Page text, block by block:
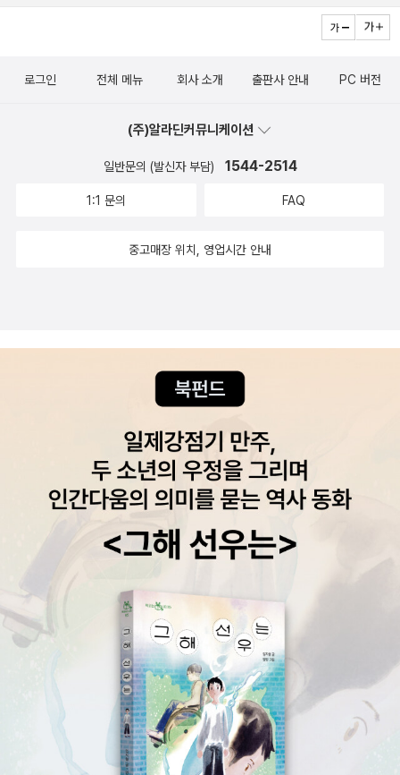
8기생들에게 적지 않게 불만이 있었다. .. 하나회 세력들은 이런 분위
10.26으로 권력의 공백이 생기자 전두환을 중심으로 한 하나회를 1
였지만 이들은 조직화되어 있었기 때문에 비상상황에서 조직화되지
대로 5공의 실세였다. 극단적으로 말하면 5공은 하나회의 축소판이
었다. .. 재미있는 점은 5.16의 기획자였고, 박정희 정권의 2인자였던
처세로 전두환의 뒤를 이어 6공의 대통령이 되었다는 사실이다. 그렇
는 철퇴를 맞아 뿌리가 뽑히고 말았다. p536. 5.18 광주항쟁은 46
년 10월 민중항쟁, 60년 4.19혁명, 87년 6월 항쟁과 함께 한국현대
상서 가장 역사적인 사건 가운데 하나이다. 5.18 광주항쟁은 무력투
쟁을 동반했다는 점에서는 10월 항쟁과 닮았고, 자연발생적인 투쟁
이 조직적인 봉기로 발전했다는 점에서는 4.19와 닮았다. 그러나 10
월 항쟁은 이념대립이란 요소가 강했다는 점에서 광주항쟁과는 다르
다. 6월 항쟁은 조직적으로 준비된 투쟁이었다는 점에서 광주항쟁과
다르지만, 이념적으로 보면 광주항쟁의 연장선에 있다. 그런 점에서
광주항쟁은 한국 현대사에서 4.19와 6월항쟁을 잇는 가교라고 할 수
인 민주화운동으로 발전했고, 그 바탕 위에서 6월항쟁이 일어났던 것
이다. p545. 전두환 정권 시절 미국에서는 레이건의 극우보수주의
가 득세하고 있었다. 레이건은 소련과의 철저한 대결정책을 추구함으
로써 신냉전시대를 불러왔다. 전두환은 레이건의 보수주의적 대결정
책에 철저히 편승했다. .. 박정희 정권이 추진했던 국산 무기개발과 같
은 자주국방정책은 포기했다. p547. 1980.5.17. 중앙정보부로 끌
려간 김대중은 다시 죽음과 맞대면하는 신세가 되었다. 김대중이 남
권에서 그렇게 강한 것은 저자의 민주화에 대한 강렬한 열망이 극점
정권 때 일어난 '서울회군사건' 을 가장 강하게 비판할 거라고 여겼던
내리기에는 좀 시간이 모자란 감이 있고, 저자도 그 점을 여러 번 책에
서 강조한다. 그렇기에 이 책의 내용은 객관적이라고 말할 수도 없고
국이 어떤 발자취를 거쳐왔는지 알고 싶다면 한 번쯤 살펴볼만하
정판을 내는 것이 좋을 것이다. 지엽적인 부분에서 좀 잘못된 부분이
검사의 활약으로 그 진상이 밝혀졌다고 쓰고 있는데 2011년에 박종
철기념사업회는 거기에 대하여 다른 인터뷰를 하고 있다. '서울회군
사건' 이라고 일컫어지는, 전두환 정권 당시에 갑자기 학생 시위가 잠
깐 멈춰진 사건에 대하여 이 책에서는 대수롭지않게 넘어가고 있지만
어떤 이는 그 사건 때문에 민주화의 시점이 매우 늦어지게 되었다고
이야기한다. 나의 경우에는 이 책에서 이야기하듯이 계엄령을 내릴
빌미를 주지 않기 위하여 자발적 해산을 하였다, 라는 쪽을 더 지지하
고 싶지만 다르게 생각을 가지고 있는 사람들이 있다는 것도 알고는
있어야 할 것이다. 물론 책을 쓴 시점이 시점이니만큼 이런 부분을 모
두 고려할 수는 없을 것이다. 하지만 적어도 자료를 인용하는데에서
는 잘못된 곳들이 없어야 할 것이리라고 여겨진다. 아발론 연대기.
난 사실 이런 책이 있다고는 생각도 못했다. 너무 늦게 알게 된 것 같
다. 혹시나 나처럼 모르고 있는 사람이 있을까 싶어 이렇게 끄적여둔
다. 이제 겨우 1권에서 머물고 있는 주제에 전체 내용에 대해서 이야
기하기란 어려운 일이고, 그저 책의 문체나 표지, 구성에 대하여 이야
기를 할 수 밖에 없을 것 같다. 문체를 이야기하자면, 사실 정말 이야
로그인 전체 메뉴 회사 소개 출판사 안내 PC 버전
(주)알라딘커뮤니케이션
일반문의 (발신자 부담) 1544-2514
1:1 문의 FAQ
중고매장 위치, 영업시간 안내